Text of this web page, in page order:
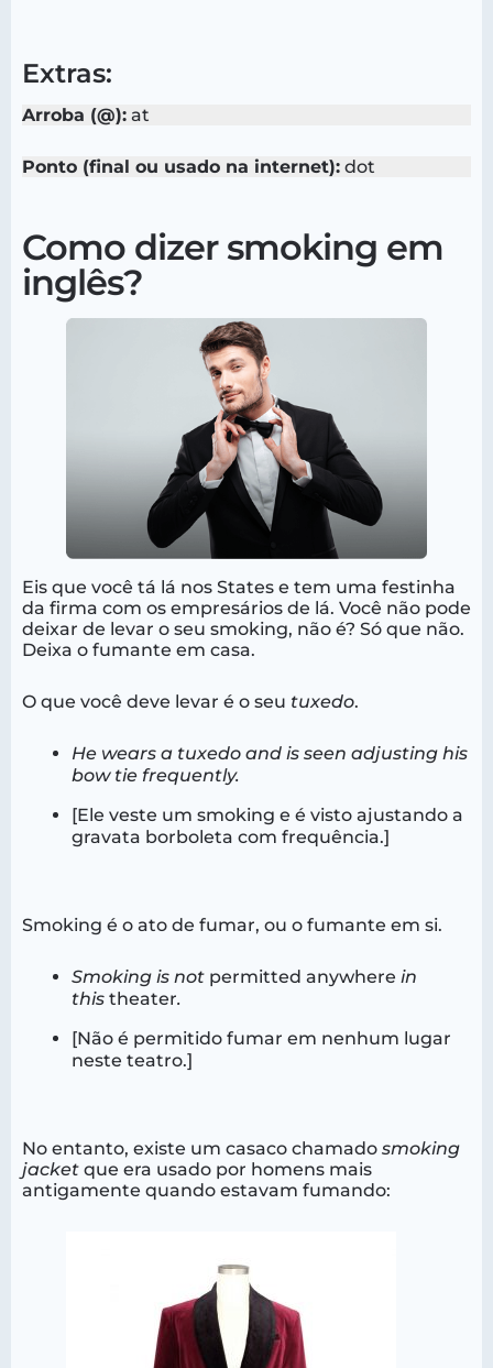
Extras:
Arroba (@): at
Ponto (final ou usado na internet): dot
Como dizer smoking em
inglês?
Eis que você tá lá nos States e tem uma festinha
da firma com os empresários de lá. Você não pode
deixar de levar o seu smoking, não é? Só que não.
Deixa o fumante em casa.
O que você deve levar é o seu tuxedo.
He wears a tuxedo and is seen adjusting his
bow tie frequently.
[Ele veste um smoking e é visto ajustando a
gravata borboleta com frequência.]
Smoking é o ato de fumar, ou o fumante em si.
Smoking is not permitted anywhere in
this theater.
[Não é permitido fumar em nenhum lugar
neste teatro.]
No entanto, existe um casaco chamado smoking
jacket que era usado por homens mais
antigamente quando estavam fumando: